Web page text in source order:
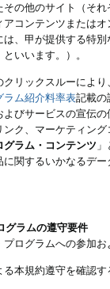
その他のサイト（それ
アコンテンツまたは
は、甲が提供する特別
といいます。）。
クリックスルーによ
ラム紹介料率表記載の
よびサービスの宣伝
ンク、マーケティン
グラム・コンテンツ
に関するいかなるデ
グラムの遵守要件
ログラムへの参加
本規約遵守を確認